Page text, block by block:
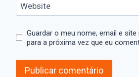
Website
Guardar o meu nome, email e
para a próxima vez que eu